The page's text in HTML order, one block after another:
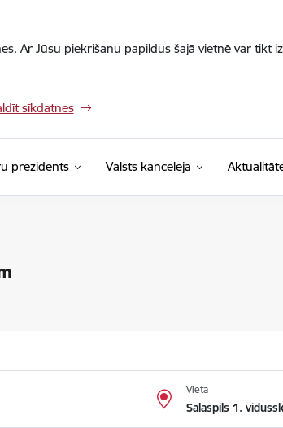
Ar Jūsu piekrišanu papildus šajā vietnē var tikt
sīkdatnes
prezidents Valsts kanceleja
Vieta
Salaspils 1.